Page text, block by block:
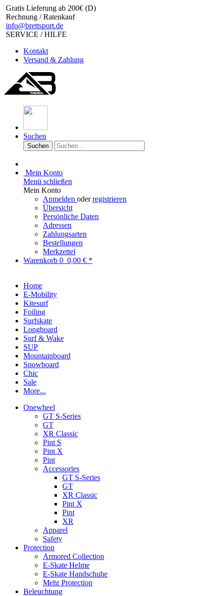
Gratis Lieferung ab 200€ (D)
Rechnung / Ratenkauf
info@brettsport.de
SERVICE / HILFE
Kontakt
Versand & Zahlung
Suchen
Suchen
Mein Konto
Menü schließen
Mein Konto
Anmelden oderregistrieren
Übersicht
Persönliche Daten
Adressen
Zahlungsarten
Bestellungen
Merkzettel
Warenkorb 0 0,00 € *
Home
E-Mobility
Kitesurf
Foiling
Surfskate
Longboard
Surf & Wake
SUP
Mountainboard
Snowboard
Chic
Sale
More...
Onewheel
GT S-Series
GT
XR Classic
Pint S
Pint X
Pint
Accessories
GT S-Series
GT
XR Classic
Pint X
Pint
XR
Apparel
Safety
Protection
Armored Collection
E-Skate Helme
E-Skate Handschuhe
Mehr Protection
Beleuchtung